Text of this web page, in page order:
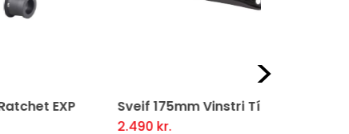
Sveif 175mm Vinstri Tígull